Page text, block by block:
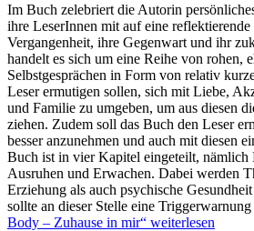
Im Buch zelebriert die Autorin
ihre LeserInnen mit auf eine
Vergangenheit, ihre Gegenwart und ihr
handelt es sich um eine Reihe von rohen,
Selbstgesprächen in Form von relativ
Leser ermutigen sollen, sich mit Liebe,
und Familie zu umgeben, um aus diesen
ziehen. Zudem soll das Buch den Leser
besser anzunehmen und auch mit diesen
Buch ist in vier Kapitel eingeteilt, nämlich
Ausruhen und Erwachen. Dabei werden
Erziehung als auch psychische
sollte an dieser Stelle eine Triggerwarnung
Body – Zuhause in mir“ weiterlesen